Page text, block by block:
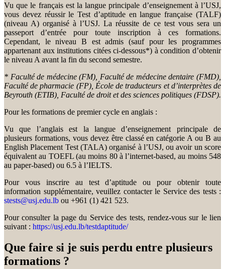
Vu que le français est la langue principale d’enseignement à l’USJ,
vous devez réussir le Test d’aptitude en langue française (TALF)
(niveau A) organisé à l’USJ. La réussite de ce test vous sera un
passeport d’entrée pour toute inscription à ces formations.
Cependant, le niveau B est admis (sauf pour les programmes
appartenant aux institutions citées ci-dessous*) à condition d’obtenir
le niveau A avant la fin du second semestre.
* Faculté de médecine (FM), Faculté de médecine dentaire (FMD),
Faculté de pharmacie (FP), École de traducteurs et d’interprètes de
Beyrouth (ETIB), Faculté de droit et des sciences politiques (FDSP).
Pour les formations de premier cycle en anglais :
Vu que l’anglais est la langue d’enseignement principale de
plusieurs formations, vous devez être classé en catégorie A ou B au
English Placement Test (TALA) organisé à l’USJ, ou avoir un score
équivalent au TOEFL (au moins 80 à l’internet-based, au moins 548
au paper-based) ou 6.5 à l’IELTS.
Pour vous inscrire au test d’aptitude ou pour obtenir toute
information supplémentaire, veuillez contacter le Service des tests :
stests@usj.edu.lb ou +961 (1) 421 523.
Pour consulter la page du Service des tests, rendez-vous sur le lien
suivant : https://usj.edu.lb/testdaptitude/
Que faire si je suis perdu entre plusieurs
formations ?